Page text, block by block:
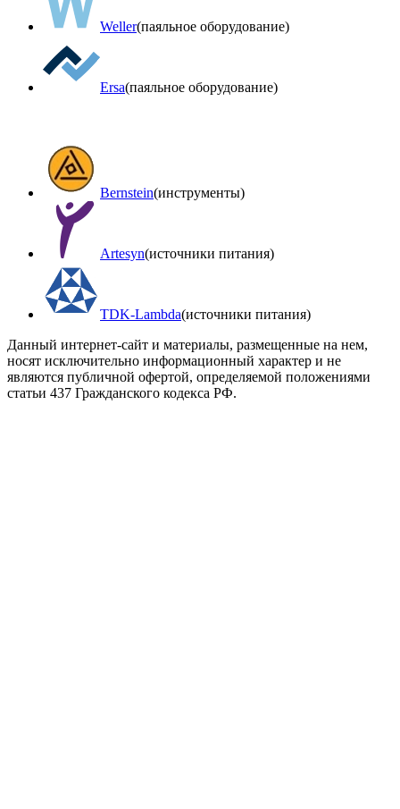
Weller(паяльное оборудование)
Ersa(паяльное оборудование)
Bernstein(инструменты)
Artesyn(источники питания)
TDK-Lambda(источники питания)
Данный интернет-сайт и материалы, размещенные на нем,
носят исключительно информационный характер и не
являются публичной офертой, определяемой положениями
статьи 437 Гражданского кодекса РФ.